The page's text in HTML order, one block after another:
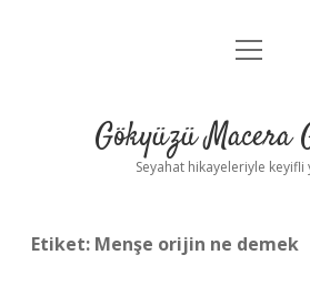
Anasayfa
Yasal Uyarı
menüyü
Gökyüzü Macera
Seyahat hikayeleriyle keyifli
Etiket: Menşe orijin ne demek